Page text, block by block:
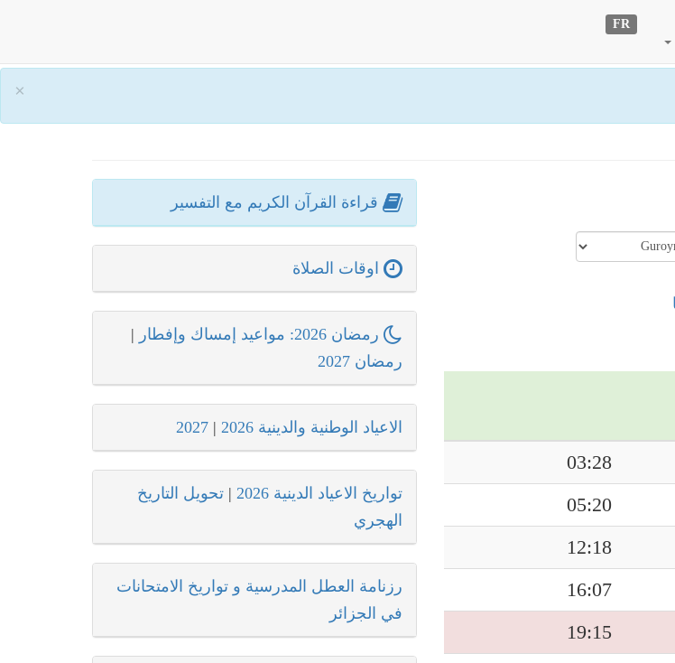
×
FR
03:28
05:20
12:18
16:07
19:15
قراءة القرآن الكريم مع التفسير
اوقات الصلاة
رمضان 2026: مواعيد إمساك وإفطار
|
رمضان 2027
الاعياد الوطنية والدينية 2026 |
2027
تواريخ الاعياد الدينية 2026 | تحويل التاريخ
الهجري
رزنامة العطل المدرسية و تواريخ الامتحانات
في الجزائر